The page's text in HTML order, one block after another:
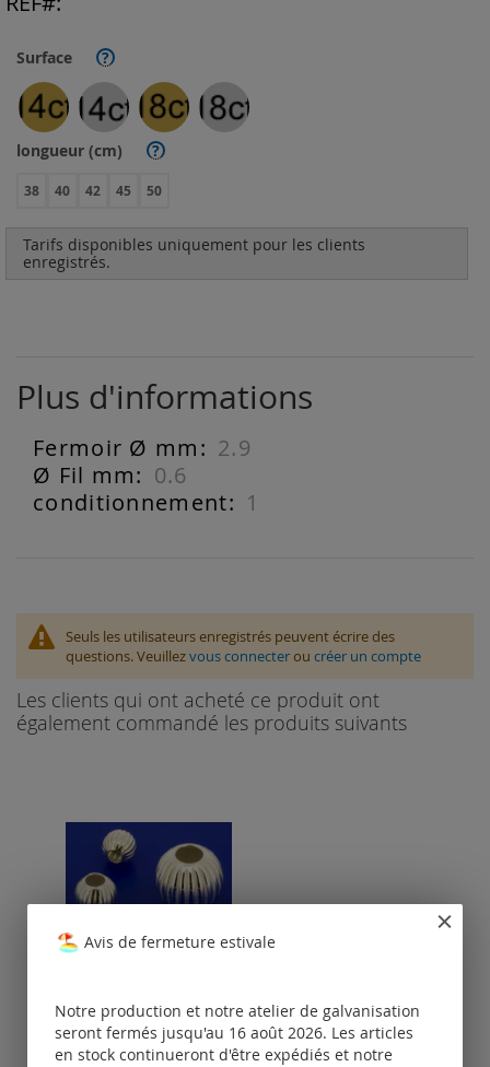
Surface ?
longueur (cm) ?
38 40 42 45 50
Tarifs disponibles uniquement pour les clients
enregistrés.
Plus d'informations
Plus
d'informations
2.9
0.6
1
Seuls les utilisateurs enregistrés peuvent écrire des
questions. Veuillezvous connecterou créer un compte
Les clients qui ont acheté ce produit ont
également commandé les produits suivants
Tarifs
Avis de fermeture estivale
Notre production et notre atelier de galvanisation
seront fermés jusqu'au 16 août 2026. Les articles
en stock continueront d'être expédiés et notre